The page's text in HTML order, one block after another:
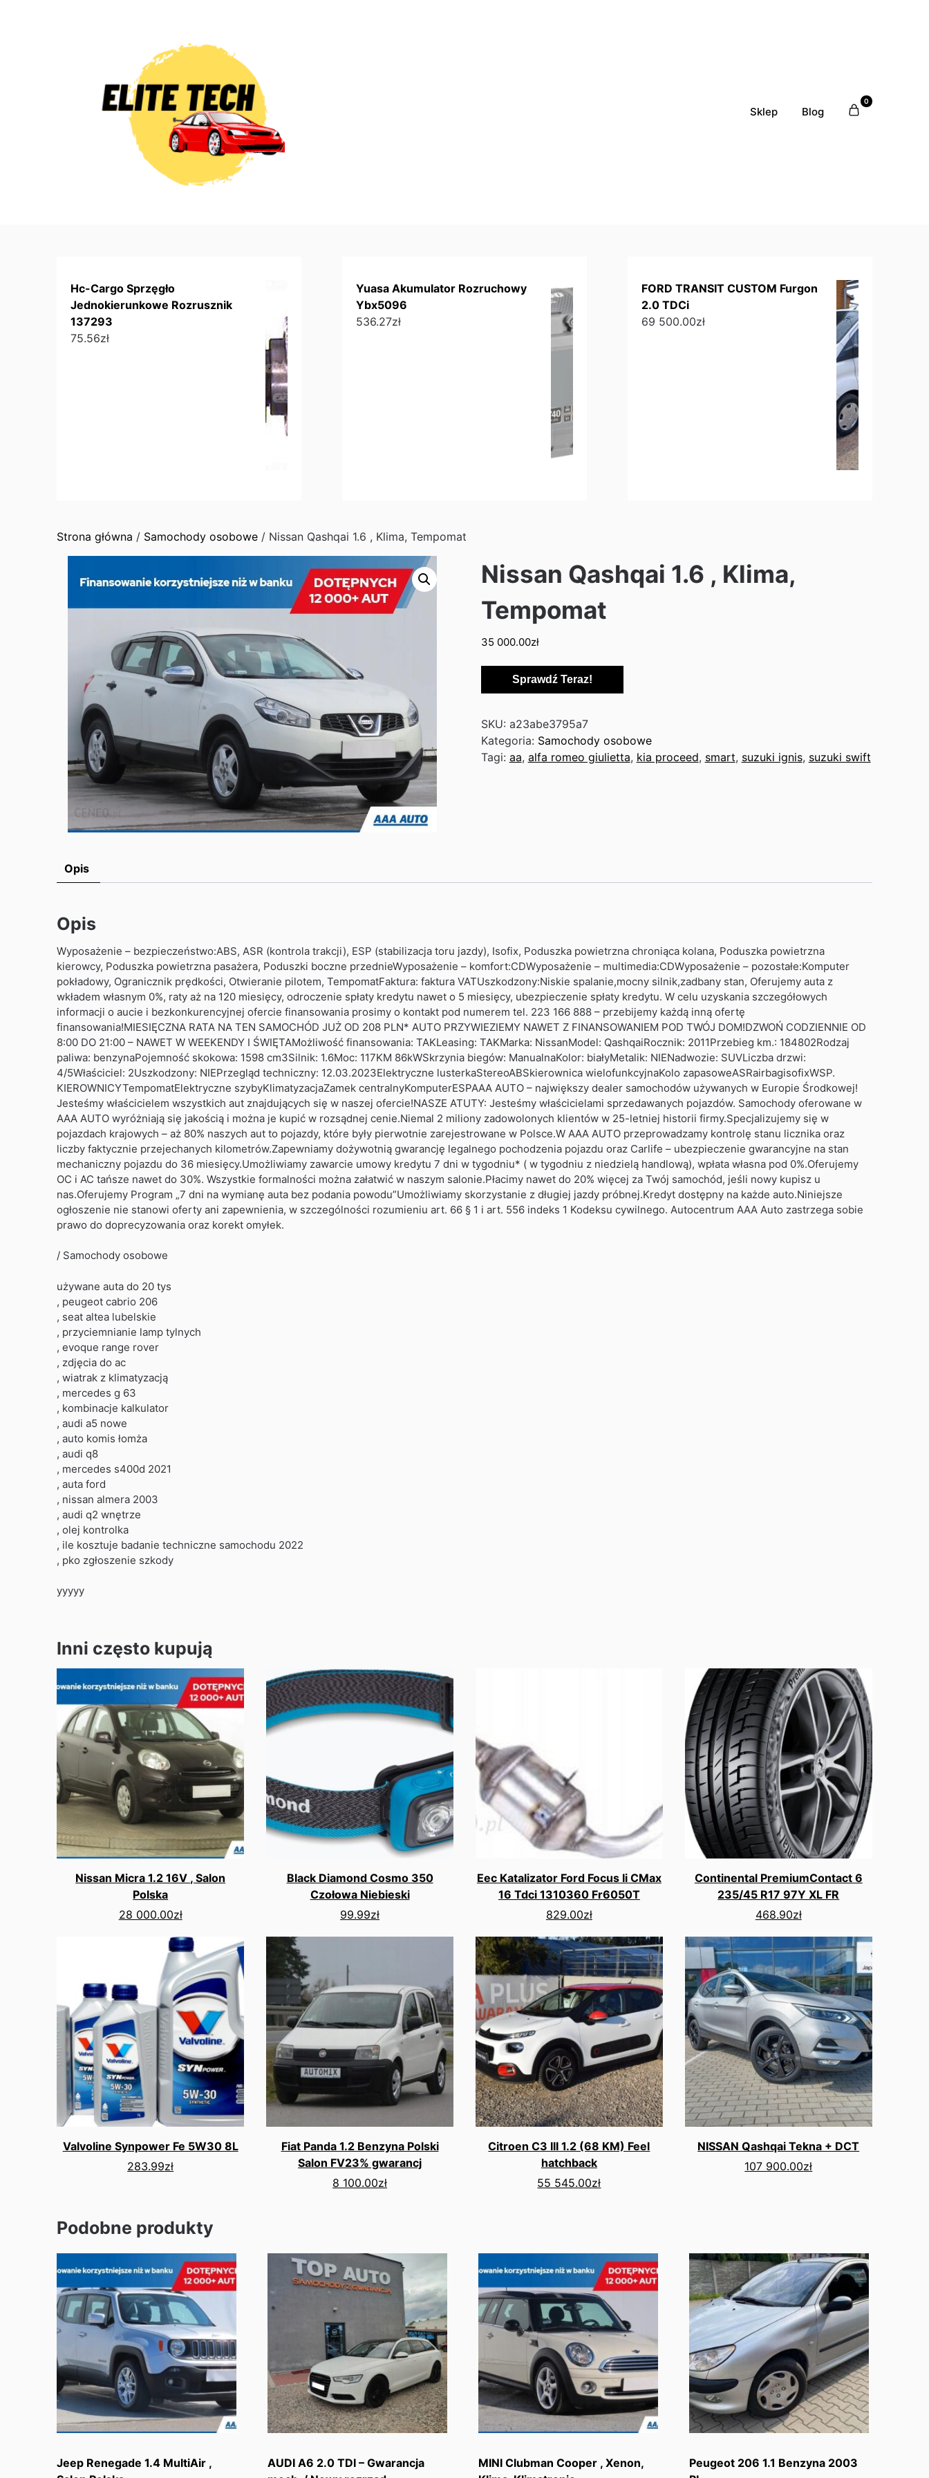
Sklep Blog
0
Hc-Cargo Sprzęgło
Jednokierunkowe Rozrusznik
137293
75.56zł
Yuasa Akumulator Rozruchowy
Ybx5096
536.27zł
FORD TRANSIT CUSTOM Furgon
2.0 TDCi
69 500.00zł
Strona główna / Samochody osobowe / Nissan Qashqai 1.6 , Klima, Tempomat
Nissan Qashqai 1.6 , Klima,
Tempomat
35 000.00zł
Sprawdź Teraz!
SKU: a23abe3795a7
Kategoria: Samochody osobowe
Tagi: aa, alfa romeo giulietta, kia proceed, smart, suzuki ignis, suzuki swift
Opis
Opis
Wyposażenie – bezpieczeństwo:ABS, ASR (kontrola trakcji), ESP (stabilizacja toru jazdy), Isofix, Poduszka powietrzna chroniąca kolana, Poduszka powietrzna
kierowcy, Poduszka powietrzna pasażera, Poduszki boczne przednieWyposażenie – komfort:CDWyposażenie – multimedia:CDWyposażenie – pozostałe:Komputer
pokładowy, Ogranicznik prędkości, Otwieranie pilotem, TempomatFaktura: faktura VATUszkodzony:Niskie spalanie,mocny silnik,zadbany stan, Oferujemy auta z
wkładem własnym 0%, raty aż na 120 miesięcy, odroczenie spłaty kredytu nawet o 5 miesięcy, ubezpieczenie spłaty kredytu. W celu uzyskania szczegółowych
informacji o aucie i bezkonkurencyjnej ofercie finansowania prosimy o kontakt pod numerem tel. 223 166 888 – przebijemy każdą inną ofertę
finansowania!MIESIĘCZNA RATA NA TEN SAMOCHÓD JUŻ OD 208 PLN* AUTO PRZYWIEZIEMY NAWET Z FINANSOWANIEM POD TWÓJ DOM!DZWOŃ CODZIENNIE OD
8:00 DO 21:00 – NAWET W WEEKENDY I ŚWIĘTAMożliwość finansowania: TAKLeasing: TAKMarka: NissanModel: QashqaiRocznik: 2011Przebieg km.: 184802Rodzaj
paliwa: benzynaPojemność skokowa: 1598 cm3Silnik: 1.6Moc: 117KM 86kWSkrzynia biegów: ManualnaKolor: białyMetalik: NIENadwozie: SUVLiczba drzwi:
4/5Właściciel: 2Uszkodzony: NIEPrzegląd techniczny: 12.03.2023Elektryczne lusterkaStereoABSkierownica wielofunkcyjnaKolo zapasoweASRairbagisofixWSP.
KIEROWNICYTempomatElektryczne szybyKlimatyzacjaZamek centralnyKomputerESPAAA AUTO – największy dealer samochodów używanych w Europie Środkowej!
Jesteśmy właścicielem wszystkich aut znajdujących się w naszej ofercie!NASZE ATUTY: Jesteśmy właścicielami sprzedawanych pojazdów. Samochody oferowane w
AAA AUTO wyróżniają się jakością i można je kupić w rozsądnej cenie.Niemal 2 miliony zadowolonych klientów w 25-letniej historii firmy.Specjalizujemy się w
pojazdach krajowych – aż 80% naszych aut to pojazdy, które były pierwotnie zarejestrowane w Polsce.W AAA AUTO przeprowadzamy kontrolę stanu licznika oraz
liczby faktycznie przejechanych kilometrów.Zapewniamy dożywotnią gwarancję legalnego pochodzenia pojazdu oraz Carlife – ubezpieczenie gwarancyjne na stan
mechaniczny pojazdu do 36 miesięcy.Umożliwiamy zawarcie umowy kredytu 7 dni w tygodniu* ( w tygodniu z niedzielą handlową), wpłata własna pod 0%.Oferujemy
OC i AC tańsze nawet do 30%. Wszystkie formalności można załatwić w naszym salonie.Płacimy nawet do 20% więcej za Twój samochód, jeśli nowy kupisz u
nas.Oferujemy Program „7 dni na wymianę auta bez podania powodu”Umożliwiamy skorzystanie z długiej jazdy próbnej.Kredyt dostępny na każde auto.Niniejsze
ogłoszenie nie stanowi oferty ani zapewnienia, w szczególności rozumieniu art. 66 § 1 i art. 556 indeks 1 Kodeksu cywilnego. Autocentrum AAA Auto zastrzega sobie
prawo do doprecyzowania oraz korekt omyłek.
/ Samochody osobowe
używane auta do 20 tys
, peugeot cabrio 206
, seat altea lubelskie
, przyciemnianie lamp tylnych
, evoque range rover
, zdjęcia do ac
, wiatrak z klimatyzacją
, mercedes g 63
, kombinacje kalkulator
, audi a5 nowe
, auto komis łomża
, audi q8
, mercedes s400d 2021
, auta ford
, nissan almera 2003
, audi q2 wnętrze
, olej kontrolka
, ile kosztuje badanie techniczne samochodu 2022
, pko zgłoszenie szkody
yyyyy
Inni często kupują
Nissan Micra 1.2 16V , Salon
Polska
28 000.00zł
Black Diamond Cosmo 350
Czołowa Niebieski
99.99zł
Eec Katalizator Ford Focus Ii CMax
16 Tdci 1310360 Fr6050T
829.00zł
Continental PremiumContact 6
235/45 R17 97Y XL FR
468.90zł
Valvoline Synpower Fe 5W30 8L
283.99zł
Fiat Panda 1.2 Benzyna Polski
Salon FV23% gwarancj
8 100.00zł
Citroen C3 III 1.2 (68 KM) Feel
hatchback
55 545.00zł
NISSAN Qashqai Tekna + DCT
107 900.00zł
Podobne produkty
Jeep Renegade 1.4 MultiAir ,
AUDI A6 2.0 TDI – Gwarancja
MINI Clubman Cooper , Xenon,
Peugeot 206 1.1 Benzyna 2003